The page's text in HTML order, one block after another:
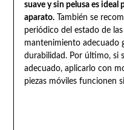
suave y sin pelusa es ideal
aparato.También se
periódico del estado de
mantenimiento adecuado
durabilidad. Por último, si
adecuado, aplicarlo con
piezas móviles funcionen